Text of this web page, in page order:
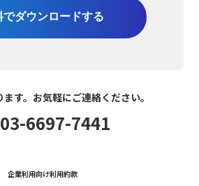
でダウンロードする
す。お気軽にご連絡ください。
03-6697-7441
企業利用向け利用約款